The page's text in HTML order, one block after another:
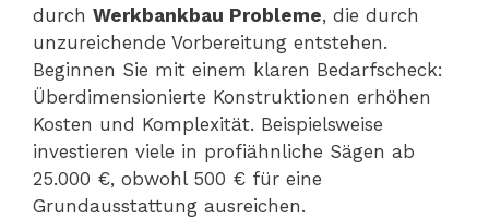
durch Werkbankbau Probleme, die durch
unzureichende Vorbereitung entstehen.
Beginnen Sie mit einem klaren Bedarfscheck:
Überdimensionierte Konstruktionen erhöhen
Kosten und Komplexität. Beispielsweise
investieren viele in profiähnliche Sägen ab
25.000 €, obwohl 500 € für eine
Grundausstattung ausreichen.